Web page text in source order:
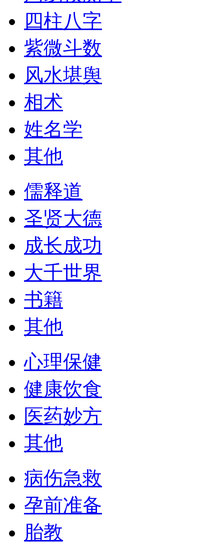
四柱八字
紫微斗数
风水堪舆
相术
姓名学
其他
儒释道
圣贤大德
成长成功
大千世界
书籍
其他
心理保健
健康饮食
医药妙方
其他
病伤急救
孕前准备
胎教